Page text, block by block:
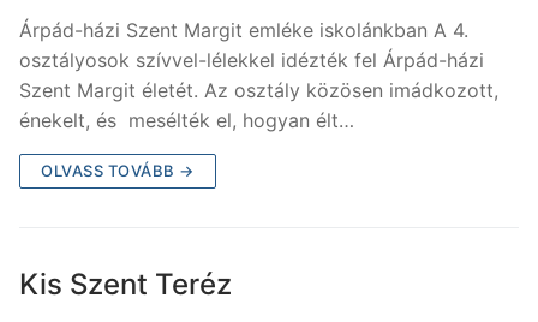
Árpád-házi Szent Margit emléke iskolánkban A 4.
osztályosok szívvel-lélekkel idézték fel Árpád-házi
Szent Margit életét. Az osztály közösen imádkozott,
énekelt, és mesélték el, hogyan élt…
OLVASS TOVÁBB →
Kis Szent Teréz